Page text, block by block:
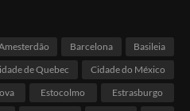
Barcelona
Basileia
de Quebec
Cidade do México
Estocolmo
Estrasburgo